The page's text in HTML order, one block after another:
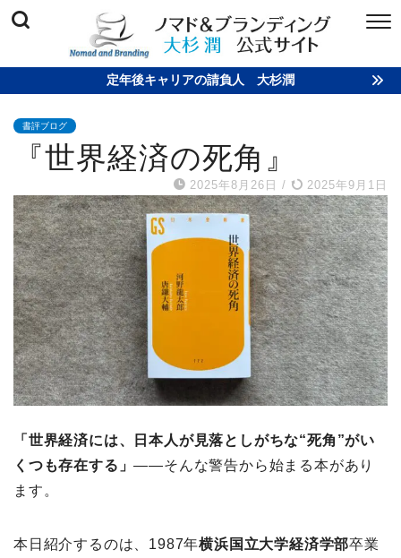
定年後キャリアの請負人 大杉潤
書評ブログ
『世界経済の死角』
2025年8月26日 / 2025年9月1日
「世界経済には、日本人が見落としがちな“死角”がい
くつも存在する」――そんな警告から始まる本があり
ます。
本日紹介するのは、1987年横浜国立大学経済学部卒業